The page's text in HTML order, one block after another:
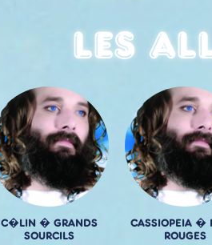
Les
C�LIN � GRANDS
SOURCILS
CASSIOPEIA �
ROUGES